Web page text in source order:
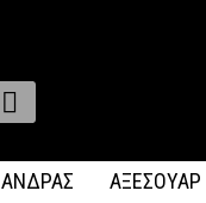
ΑΝΔΡΑΣ ΑΞΕΣΟΥΑΡ